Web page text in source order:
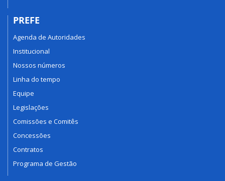
PREFE
Agenda de Autoridades
Institucional
Nossos números
Linha do tempo
Equipe
Legislações
Comissões e Comitês
Concessões
Contratos
Programa de Gestão